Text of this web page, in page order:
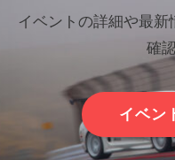
イベントの詳細や最
確
イベン